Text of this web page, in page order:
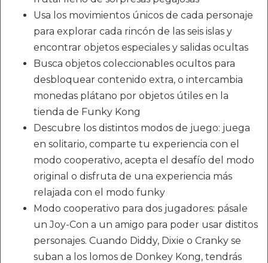
Usa los movimientos únicos de cada personaje
para explorar cada rincón de las seis islas y
encontrar objetos especiales y salidas ocultas
Busca objetos coleccionables ocultos para
desbloquear contenido extra, o intercambia
monedas plátano por objetos útiles en la
tienda de Funky Kong
Descubre los distintos modos de juego: juega
en solitario, comparte tu experiencia con el
modo cooperativo, acepta el desafío del modo
original o disfruta de una experiencia más
relajada con el modo funky
Modo cooperativo para dos jugadores: pásale
un Joy-Con a un amigo para poder usar distitos
personajes. Cuando Diddy, Dixie o Cranky se
suban a los lomos de Donkey Kong, tendrás